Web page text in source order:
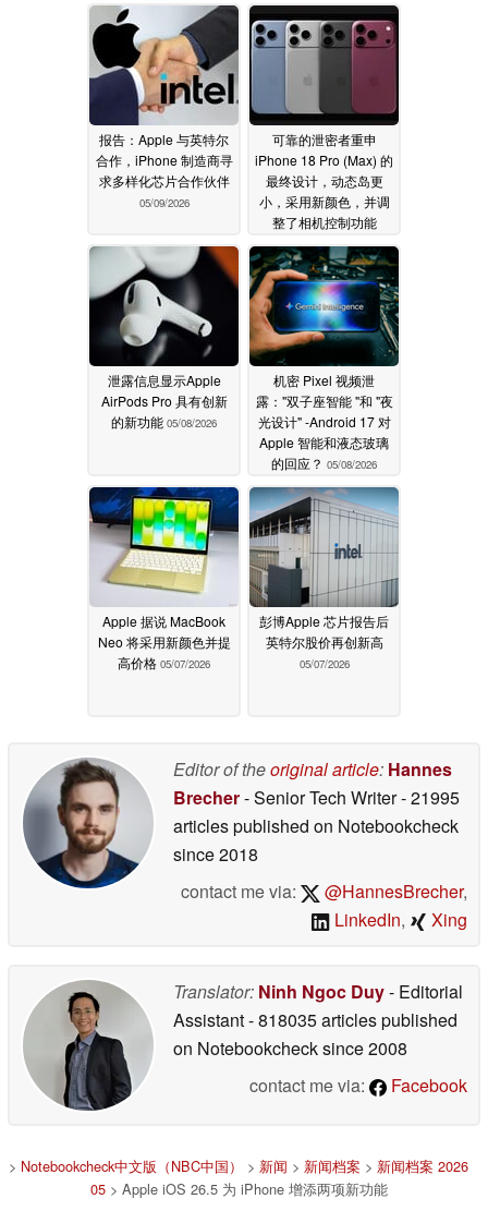
报告：Apple 与英特尔
合作，iPhone 制造商寻
求多样化芯片合作伙伴
05/09/2026
可靠的泄密者重申
iPhone 18 Pro (Max) 的
最终设计，动态岛更
小，采用新颜色，并调
整了相机控制功能
05/09/2026
泄露信息显示Apple
AirPods Pro 具有创新
的新功能 05/08/2026
机密 Pixel 视频泄
露："双子座智能 "和 "夜
光设计" -Android 17 对
Apple 智能和液态玻璃
的回应？ 05/08/2026
Apple 据说 MacBook
Neo 将采用新颜色并提
高价格 05/07/2026
彭博Apple 芯片报告后
英特尔股价再创新高
05/07/2026
Editor of theoriginal article: Hannes
Brecher- Senior Tech Writer- 21995
articles published on Notebookcheck
since 2018
contact me via:
@HannesBrecher,
LinkedIn, Xing
Translator: Ninh Ngoc Duy- Editorial
Assistant- 818035 articles published
on Notebookchecksince 2008
contact me via:
Facebook
> Notebookcheck中文版（NBC中国） > 新闻 > 新闻档案 > 新闻档案 2026
05> Apple iOS 26.5 为 iPhone 增添两项新功能